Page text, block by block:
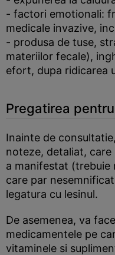
- factori emotionali:
medicale invazive,
- produsa de tuse,
materiilor fecale),
efort, dupa ridicarea
Pregatirea
Inainte de
noteze, detaliat,
a manifestat (trebuie
care par
legatura cu lesinul.
De asemenea, va
medicamentele pe
vitaminele si